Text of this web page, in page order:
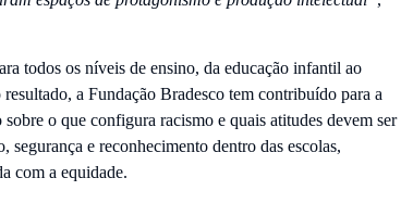
todos os níveis de ensino, da educação infantil ao
a Fundação Bradesco tem contribuído para a
o que configura racismo e quais atitudes devem ser
segurança e reconhecimento dentro das escolas,
com a equidade.